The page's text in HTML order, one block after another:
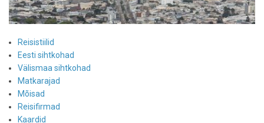
Reisistiilid
Eesti sihtkohad
Välismaa sihtkohad
Matkarajad
Mõisad
Reisifirmad
Kaardid